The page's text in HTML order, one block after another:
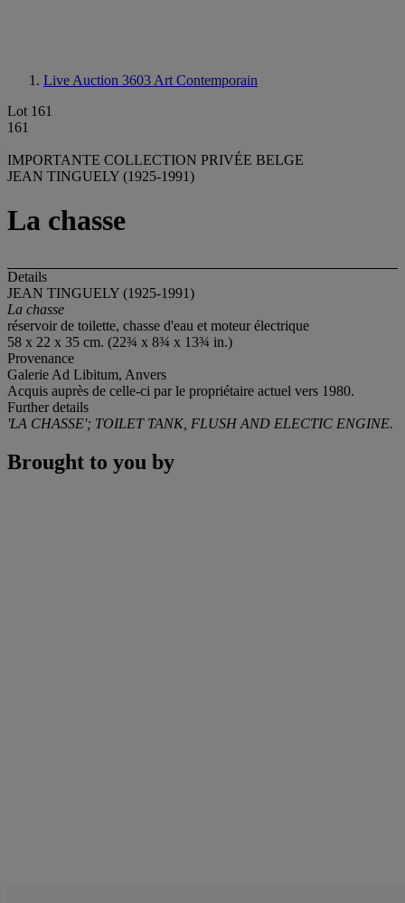
Live Auction 3603 Art Contemporain
Lot 161
161
IMPORTANTE COLLECTION PRIVÉE BELGE
JEAN TINGUELY (1925-1991)
La chasse
Details
JEAN TINGUELY (1925-1991)
La chasse
réservoir de toilette, chasse d'eau et moteur électrique
58 x 22 x 35 cm. (22¾ x 8¾ x 13¾ in.)
Provenance
Galerie Ad Libitum, Anvers
Acquis auprès de celle-ci par le propriétaire actuel vers 1980.
Further details
'LA CHASSE'; TOILET TANK, FLUSH AND ELECTIC ENGINE.
Brought to you by